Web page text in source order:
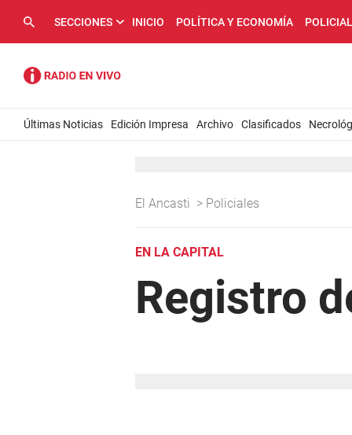
SECCIONES INICIO POLÍTICA Y ECONOMÍA
Últimas Noticias Edición Impresa Archivo Clasificados
El Ancasti > Policiales
EN LA CAPITAL
Registro